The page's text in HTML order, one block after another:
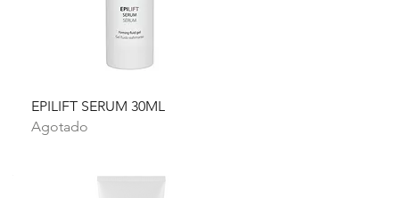
Vista rápida
EPILIFT SERUM 30ML
Agotado